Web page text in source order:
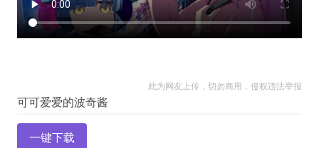
此为网友上传，切勿商用，侵权违法举报
一键下载